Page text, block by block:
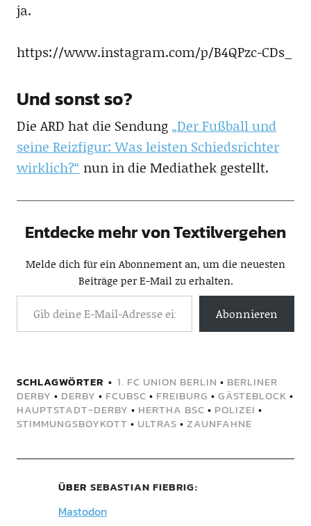
ja.
https://www.instagram.com/p/B4QPzc-CDs_
Und sonst so?
Die ARD hat die Sendung „Der Fußball und
seine Reizfigur: Was leisten Schiedsrichter
wirklich?“ nun in die Mediathek gestellt.
Entdecke mehr von Textilvergehen
Melde dich für ein Abonnement an, um die neuesten
Beiträge per E-Mail zu erhalten.
Abonnieren
SCHLAGWÖRTER 1. FC UNION BERLIN • BERLINER
DERBY • DERBY • FCUBSC • FREIBURG • GÄSTEBLOCK •
HAUPTSTADT-DERBY • HERTHA BSC • POLIZEI •
STIMMUNGSBOYKOTT • ULTRAS • ZAUNFAHNE
ÜBER SEBASTIAN FIEBRIG
Mastodon